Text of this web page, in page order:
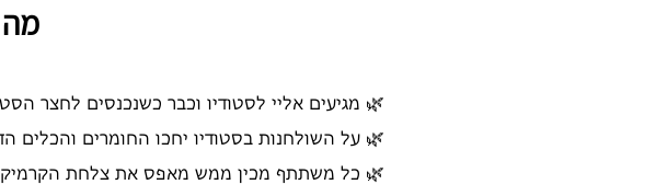
🌿 מגיעים אליי לסטודיו וכבר כשנכנסים לחצר
🌿 על השולחנות בסטודיו יחכו החומרים
🌿 כל משתתף מכין ממש מאפס את צלחת הקרמיקה